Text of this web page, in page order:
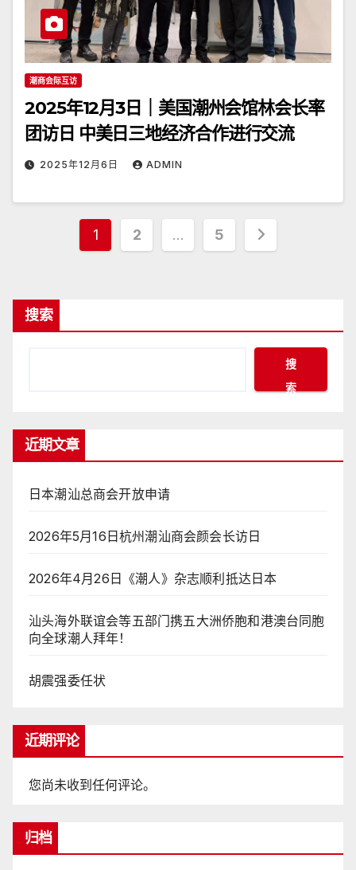
潮商会际互访
2025年12月3日｜美国潮州会馆林会长率
团访日 中美日三地经济合作进行交流
2025年12月6日 ADMIN
文
页
1 2 … 5
搜索
搜
索
近期文章
日本潮汕总商会开放申请
2026年5月16日杭州潮汕商会颜会长访日
2026年4月26日《潮人》杂志顺利抵达日本
汕头海外联谊会等五部门携五大洲侨胞和港澳台同胞
向全球潮人拜年！
胡震强委任状
近期评论
您尚未收到任何评论。
归档